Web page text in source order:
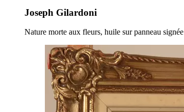
Joseph Gilardoni
Nature morte aux fleurs, huile sur panneau signée